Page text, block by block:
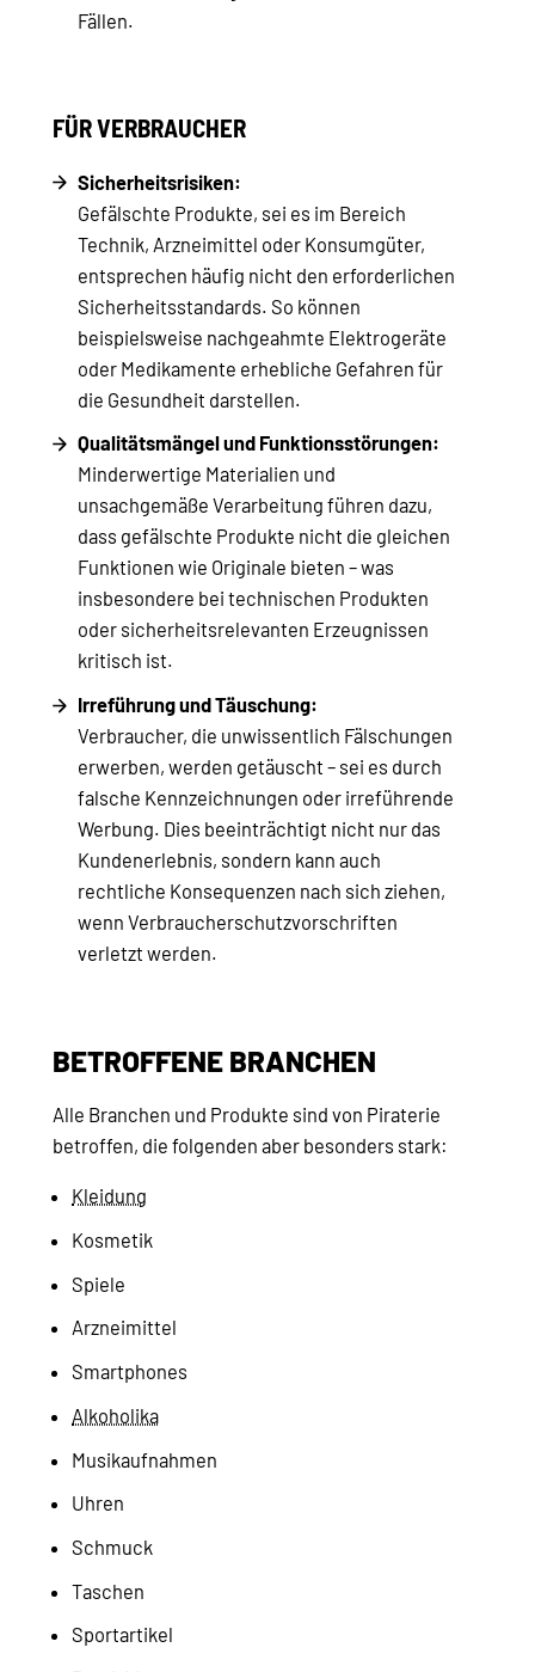
Fällen.
FÜR VERBRAUCHER
Sicherheitsrisiken:
Gefälschte Produkte, sei es im Bereich
Technik, Arzneimittel oder Konsumgüter,
entsprechen häufig nicht den erforderlichen
Sicherheitsstandards. So können
beispielsweise nachgeahmte Elektrogeräte
oder Medikamente erhebliche Gefahren für
die Gesundheit darstellen.
Qualitätsmängel und Funktionsstörungen:
Minderwertige Materialien und
unsachgemäße Verarbeitung führen dazu,
dass gefälschte Produkte nicht die gleichen
Funktionen wie Originale bieten – was
insbesondere bei technischen Produkten
oder sicherheitsrelevanten Erzeugnissen
kritisch ist.
Irreführung und Täuschung:
Verbraucher, die unwissentlich Fälschungen
erwerben, werden getäuscht – sei es durch
falsche Kennzeichnungen oder irreführende
Werbung. Dies beeinträchtigt nicht nur das
Kundenerlebnis, sondern kann auch
rechtliche Konsequenzen nach sich ziehen,
wenn Verbraucherschutzvorschriften
verletzt werden.
BETROFFENE BRANCHEN
Alle Branchen und Produkte sind von Piraterie
betroffen, die folgenden aber besonders stark:
Kleidung
Kosmetik
Spiele
Arzneimittel
Smartphones
Alkoholika
Musikaufnahmen
Uhren
Schmuck
Taschen
Sportartikel